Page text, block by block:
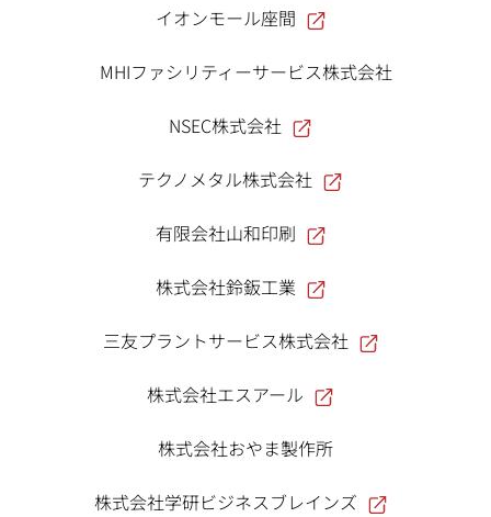
イオンモール座間
MHIファシリティーサービス株式会社
NSEC株式会社
テクノメタル株式会社
有限会社山和印刷
株式会社鈴鈑工業
三友プラントサービス株式会社
株式会社エスアール
株式会社おやま製作所
株式会社学研ビジネスブレインズ